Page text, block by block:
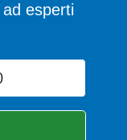
esperti